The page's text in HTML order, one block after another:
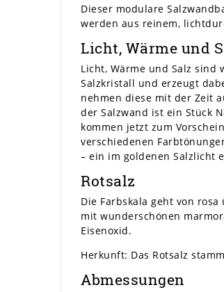
Dieser modulare
werden aus reinem,
Licht, Wärme und
Licht, Wärme und Salz
Salzkristall und erzeugt
nehmen diese mit der Zeit
der Salzwand ist ein Stück
kommen jetzt zum
verschiedenen
– ein im goldenen Salzlicht
Rotsalz
Die Farbskala geht von
mit wunderschönen
Eisenoxid.
Herkunft: Das Rotsalz
Abmessungen